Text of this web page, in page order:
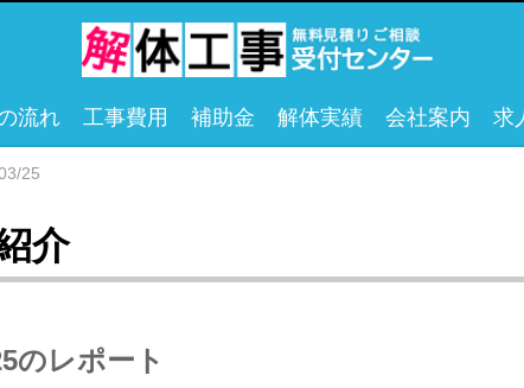
流れ 工事費用 補助金 解体実績 会社案内 求
25
介
のレポート